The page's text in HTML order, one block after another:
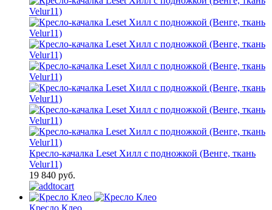
Кресло-качалка Leset Хилл с подножкой (Венге, ткань
Velur11)
19 840 руб.
Кресло Клео